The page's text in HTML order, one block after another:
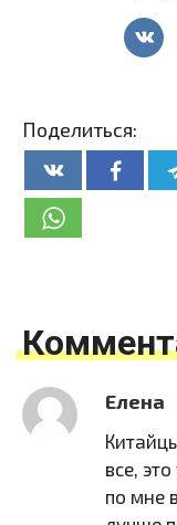
Поделиться:
Елена
все,
по мне